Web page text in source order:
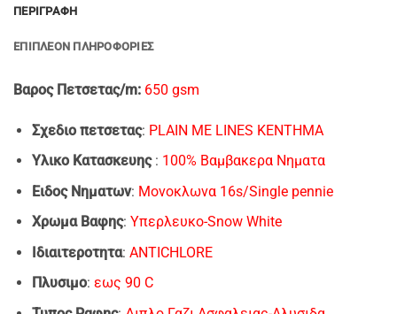
ΠΕΡΙΓΡΑΦΉ
ΕΠΙΠΛΈΟΝ ΠΛΗΡΟΦΟΡΊΕΣ
Bαρος Πετσετας/m: 650 gsm
Σχεδιο πετσετας: PLAIN ΜΕ LINES ΚΕΝΤΗΜΑ
Υλικο Κατασκευης: 100% Βαμβακερα Νηματα
Ειδος Νηματων: Μονοκλωνα 16s/Single pennie
Xρωμα Bαφης: Υπερλευκο-Snow White
Ιδιαιτεροτητα: ANTICHLORE
Πλυσιμο: εως 90 C